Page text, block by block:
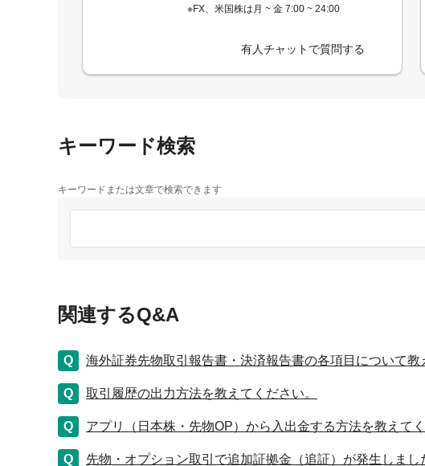
※FX、米国株は月 ~ 金 7:00 ~ 24:00
有人チャットで質問する
キーワード検索
キーワードまたは文章で検索できます
関連するQ&A
海外証券先物取引報告書・決済報告書の各項目について教
取引履歴の出力方法を教えてください。
アプリ（日本株・先物OP）から入出金する方法を教えてく
先物・オプション取引で追加証拠金（追証）が発生しま